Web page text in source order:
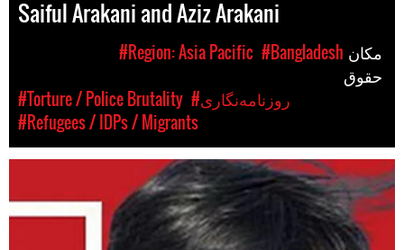
Saiful Arakani and Aziz Arakani
#Region: Asia Pacific #Bangladesh
#Torture / Police Brutality
#روزنامه‌نگاری
#Refugees / IDPs / Migrants